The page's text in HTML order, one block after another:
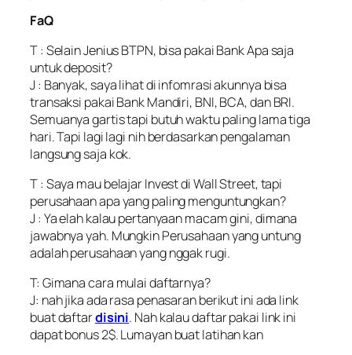
FaQ
T : Selain Jenius BTPN, bisa pakai Bank Apa saja
untuk deposit?
J : Banyak, saya lihat di infomrasi akunnya bisa
transaksi pakai Bank Mandiri, BNI, BCA, dan BRI.
Semuanya gartis tapi butuh waktu paling lama tiga
hari. Tapi lagi lagi nih berdasarkan pengalaman
langsung saja kok.
T : Saya mau belajar Invest di Wall Street, tapi
perusahaan apa yang paling menguntungkan?
J : Ya elah kalau pertanyaan macam gini, dimana
jawabnya yah. Mungkin Perusahaan yang untung
adalah perusahaan yang nggak rugi.
T: Gimana cara mulai daftarnya?
J: nah jika ada rasa penasaran berikut ini ada link
buat daftardisini. Nah kalau daftar pakai link ini
dapat bonus 2$. Lumayan buat latihan kan